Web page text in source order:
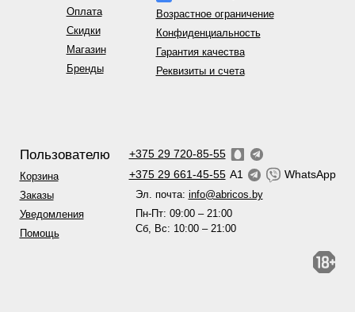
Оплата
Скидки
Магазин
Бренды
Возрастное ограничение
Конфиденциальность
Гарантия качества
Реквизиты и счета
Пользователю
Корзина
Заказы
Уведомления
Помощь
+375 29 720-85-55
+375 29 661-45-55 A1 WhatsApp
Эл. почта: info@abricos.by
Пн-Пт: 09:00 – 21:00
Сб, Вс: 10:00 – 21:00